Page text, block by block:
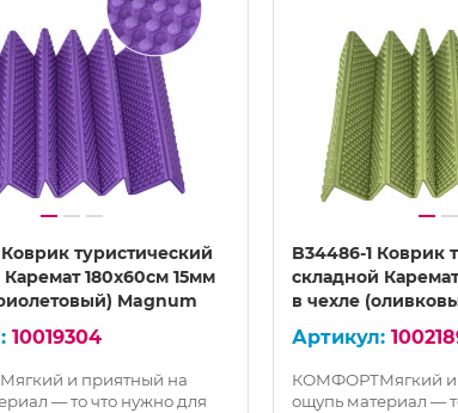
туристический
180х60см 15мм
Magnum
10019304
и приятный на
— то что нужно для
B34486-1 Коврик
складной
в чехле
КОМФОРТМягкий и
ощупь материал —